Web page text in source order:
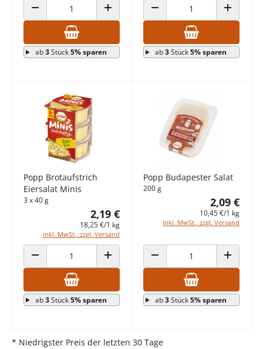
ANZAHL VERRINGERN ANZAHL ERHÖHEN
ab3Stück5% sparen
ANZAHL VERRINGERN ANZAHL
ab3Stück5% sparen
Popp Brotaufstrich
Eiersalat Minis
3 x 40 g
2,19 €
18,25 €/1 kg
inkl. MwSt., zzgl. Versand
ANZAHL VERRINGERN ANZAHL ERHÖHEN
ab3Stück5% sparen
Popp Budapester Salat
200 g
2,09 €
10,45 €/1 kg
inkl. MwSt., zzgl. Versand
ANZAHL VERRINGERN ANZAHL
ab3Stück5% sparen
* Niedrigster Preis der letzten 30 Tage